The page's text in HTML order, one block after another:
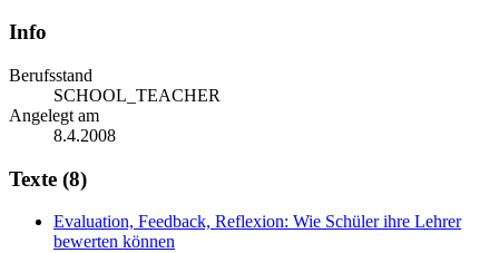
Info
Berufsstand
SCHOOL_TEACHER
Angelegt am
8.4.2008
Texte (8)
Evaluation, Feedback, Reflexion: Wie Schüler ihre Lehrer
bewerten können